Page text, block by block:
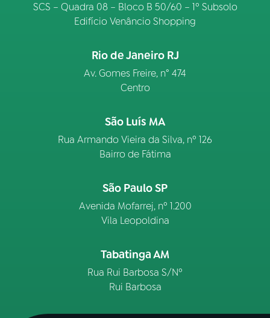
SCS – Quadra 08 – Bloco B 50/60 – 1º Subsolo
Edifício Venâncio Shopping
Rio de Janeiro RJ
Av. Gomes Freire, n° 474
Centro
São Luís MA
Rua Armando Vieira da Silva, nº 126
Bairro de Fátima
São Paulo SP
Avenida Mofarrej, nº 1.200
Vila Leopoldina
Tabatinga AM
Rua Rui Barbosa S/Nº
Rui Barbosa